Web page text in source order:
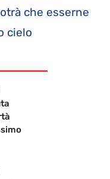
che esserne
cielo